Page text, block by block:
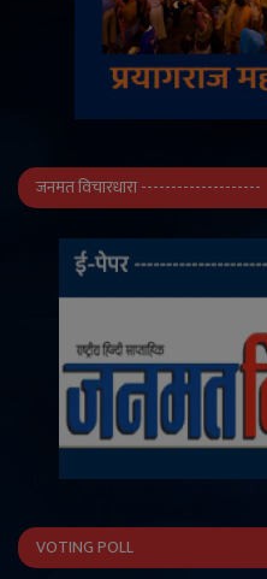
जनमत विचारधारा --------------------
VOTING POLL